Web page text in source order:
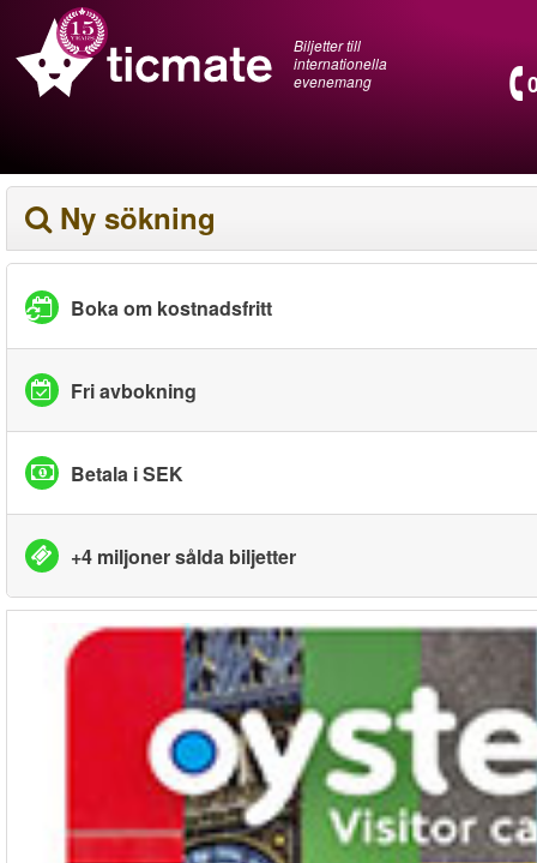
Biljetter till
internationella
evenemang
Ny sökning
Boka om kostnadsfritt
Fri avbokning
Betala i SEK
+4 miljoner sålda biljetter